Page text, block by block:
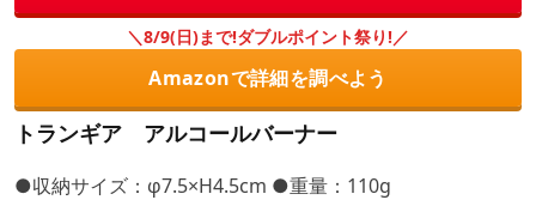
＼8/9(日)まで!ダブルポイント祭り!／
Amazonで詳細を調べよう
トランギア アルコールバーナー
●収納サイズ：φ7.5×H4.5cm ●重量：110g